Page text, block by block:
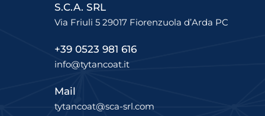
S.C.A. SRL
Via Friuli 5 29017 Fiorenzuola d’Arda PC
+39 0523 981 616
info@tytancoat.it
Mail
tytancoat@sca-srl.com